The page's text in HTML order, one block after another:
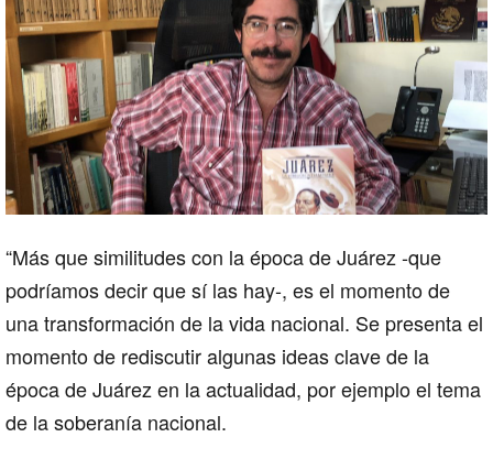
“Más que similitudes con la época de Juárez -que
podríamos decir que sí las hay-, es el momento de
una transformación de la vida nacional. Se presenta el
momento de rediscutir algunas ideas clave de la
época de Juárez en la actualidad, por ejemplo el tema
de la soberanía nacional.